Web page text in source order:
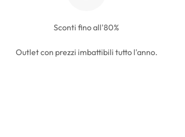
Sconti fino all'80%
Outlet con prezzi imbattibili tutto l'anno.